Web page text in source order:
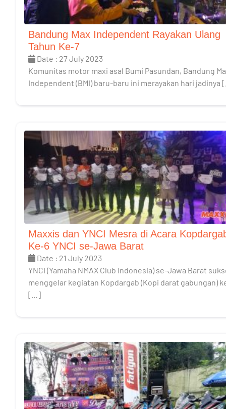
Bandung Max Independent Rayakan Ulang
Tahun Ke-7
Date : 27 July 2023
Komunitas motor maxi asal Bumi Pasundan, Bandung
Independent (BMI) baru-baru ini merayakan hari jadinya
Maxxis dan YNCI Mesra di Acara
Ke-6 YNCI se-Jawa Barat
Date : 21 July 2023
YNCI (Yamaha NMAX Club Indonesia) se-Jawa Barat
menggelar kegiatan Kopdargab (Kopi darat gabungan)
[…]